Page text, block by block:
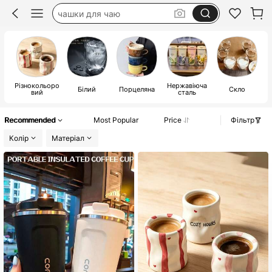
кружки
чашка
Різнокольоро
вий Білий Порцеляна Нержавіюча
сталь Скло
Recommended Most Popular Price
Фільтр
Колір
Матеріал